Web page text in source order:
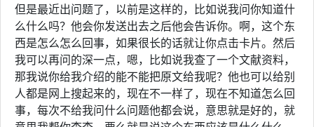
但是最近出问题了，以前是这样的，比如说我问你知道什
么什么吗？他会你发送出去之后他会告诉你。啊，这个东
西是怎么怎么回事，如果很长的话就让你点击卡片。然后
我可以再问的深一点，嗯，比如说我查了一个文献资料，
那我说你给我介绍的能不能把原文给我呢？他也可以给别
人都是网上搜起来的，现在不一样了，现在不知道怎么回
事，每次不给我问什么问题他都会说，意思就是好的，就